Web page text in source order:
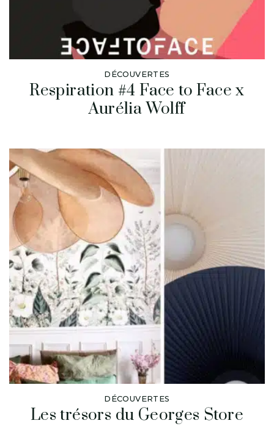
DÉCOUVERTES
Respiration #4 Face to Face x
Aurélia Wolff
DÉCOUVERTES
Les trésors du Georges Store